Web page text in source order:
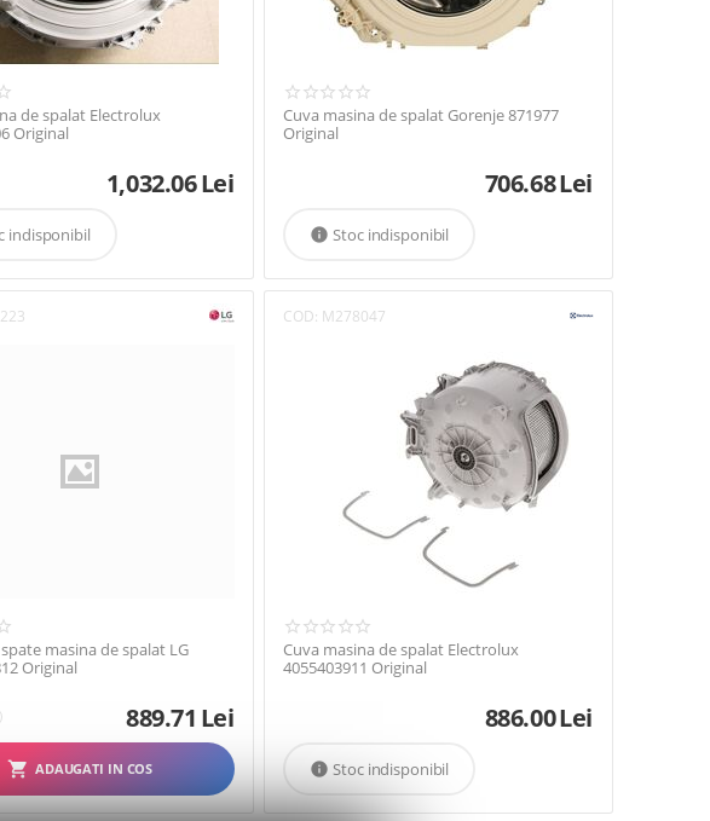
de spalat Electrolux
Original
1,032.06Lei
indisponibil
Cuva masina de spalat Gorenje 871977
Original
706.68Lei
Stoc indisponibil

masina de spalat LG
Original
889.71 Lei
ADAUGATI IN COS
COD: M278047
Cuva masina de spalat Electrolux
4055403911 Original
886.00Lei
Stoc indisponibil
